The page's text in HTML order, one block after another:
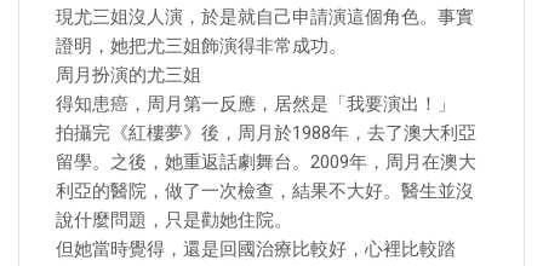
現尤三姐沒人演，於是就自己申請演這個角色。事實
證明，她把尤三姐飾演得非常成功。
周月扮演的尤三姐
​得知患癌，周月第一反應，居然是「我要演出！」
拍攝完《紅樓夢》後，周月於1988年，去了澳大利亞
留學。之後，她重返話劇舞台。2009年，周月在澳大
利亞的醫院，做了一次檢查，結果不大好。醫生並沒
說什麼問題，只是勸她住院。
但她當時覺得，還是回國治療比較好，心裡比較踏